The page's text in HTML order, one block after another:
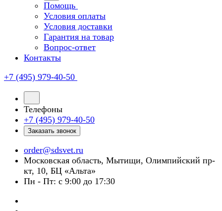
Помощь
Условия оплаты
Условия доставки
Гарантия на товар
Вопрос-ответ
Контакты
+7 (495) 979-40-50
Телефоны
+7 (495) 979-40-50
Заказать звонок
order@sdsvet.ru
Московская область, Мытищи, Олимпийский пр-
кт, 10, БЦ «Альта»
Пн - Пт: с 9:00 до 17:30